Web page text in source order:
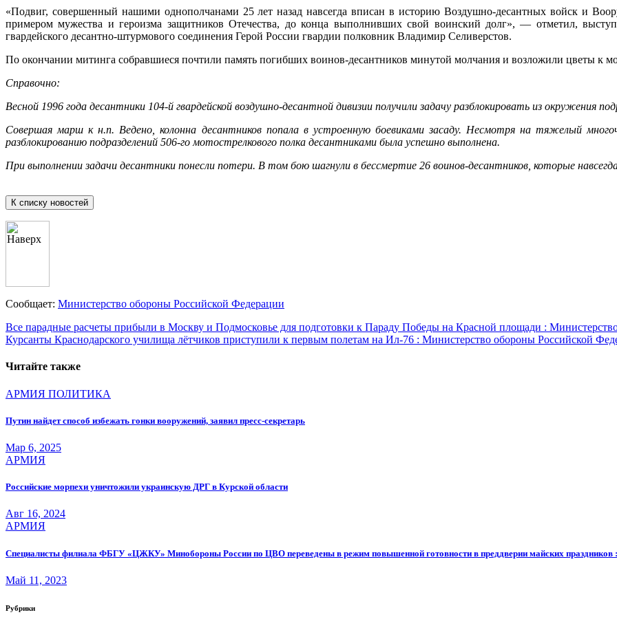
«Подвиг, совершенный нашими однополчанами 25 лет назад навсегда вписан в историю Воздушно-десантных войск и
примером мужества и героизма защитников Отечества, до конца выполнивших свой воинский долг», — отметил,
гвардейского десантно-штурмового соединения Герой России гвардии полковник Владимир Селиверстов.
По окончании митинга собравшиеся почтили память погибших воинов-десантников минутой молчания и возложили цветы к
Справочно:
Весной 1996 года десантники 104-й гвардейской воздушно-десантной дивизии получили задачу разблокировать из окружения
Совершая марш к н.п. Ведено, колонна десантников попала в устроенную боевиками засаду. Несмотря на тяжелый
разблокированию подразделений 506-го мотострелкового полка десантниками была успешно выполнена.
При выполнении задачи десантники понесли потери. В том бою шагнули в бессмертие 26 воинов-десантников, которые
К списку новостей
Сообщает: Министерство обороны Российской Федерации
Навигация
по
записям
Все парадные расчеты прибыли в Москву и Подмосковье для подготовки к Параду Победы на Красной площади :
Курсанты Краснодарского училища лётчиков приступили к первым полетам на Ил-76 : Министерство обороны Российской
Читайте также
АРМИЯ ПОЛИТИКА
Путин найдет способ избежать гонки вооружений, заявил пресс-секретарь
Мар 6, 2025
АРМИЯ
Российские морпехи уничтожили украинскую ДРГ в Курской области
Авг 16, 2024
АРМИЯ
Специалисты филиала ФБГУ «ЦЖКУ» Минобороны России по ЦВО переведены в режим повышенной готовности в преддверии майских праздников
Май 11, 2023
Рубрики